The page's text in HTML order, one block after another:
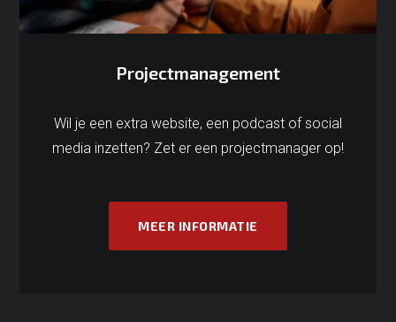
Projectmanagement
Wil je een extra website, een podcast of social
media inzetten? Zet er een projectmanager op!
MEER INFORMATIE